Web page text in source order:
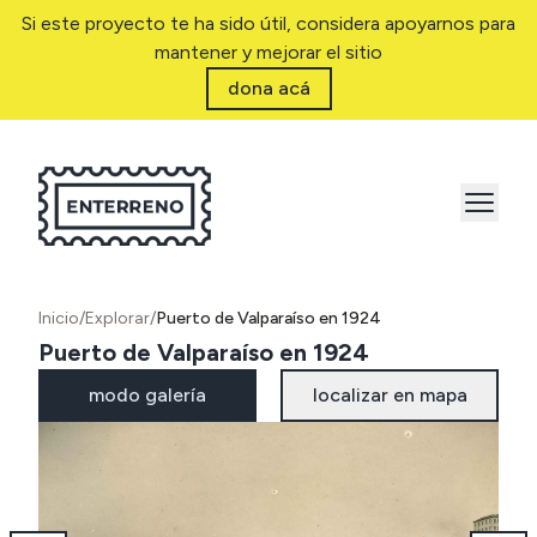
Si este proyecto te ha sido útil, considera apoyarnos para
mantener y mejorar el sitio
dona acá
Inicio/Explorar/Puerto de Valparaíso en 1924
Puerto de Valparaíso en 1924
modo galería localizar en mapa